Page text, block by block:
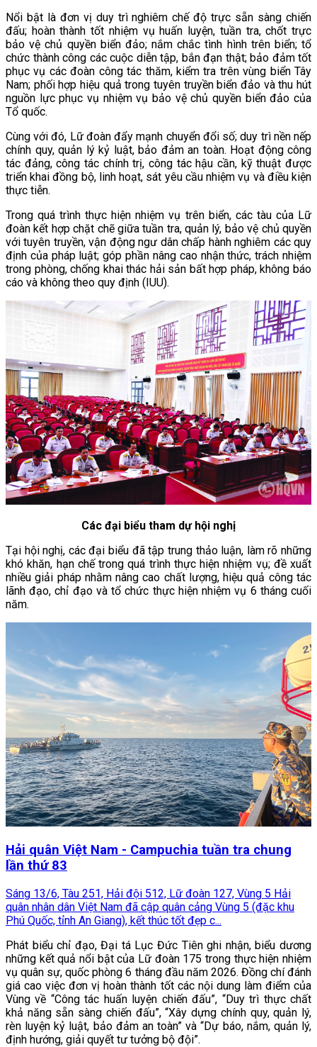
Nổi bật là đơn vị duy trì nghiêm chế độ trực sẵn sàng chiến
đấu; hoàn thành tốt nhiệm vụ huấn luyện, tuần tra, chốt trực
bảo vệ chủ quyền biển đảo; nắm chắc tình hình trên biển; tổ
chức thành công các cuộc diễn tập, bắn đạn thật; bảo đảm tốt
phục vụ các đoàn công tác thăm, kiểm tra trên vùng biển Tây
Nam; phối hợp hiệu quả trong tuyên truyền biển đảo và thu hút
nguồn lực phục vụ nhiệm vụ bảo vệ chủ quyền biển đảo của
Tổ quốc.
Cùng với đó, Lữ đoàn đẩy mạnh chuyển đổi số; duy trì nền nếp
chính quy, quản lý kỷ luật, bảo đảm an toàn. Hoạt động công
tác đảng, công tác chính trị, công tác hậu cần, kỹ thuật được
triển khai đồng bộ, linh hoạt, sát yêu cầu nhiệm vụ và điều kiện
thực tiễn.
Trong quá trình thực hiện nhiệm vụ trên biển, các tàu của Lữ
đoàn kết hợp chặt chẽ giữa tuần tra, quản lý, bảo vệ chủ quyền
với tuyên truyền, vận động ngư dân chấp hành nghiêm các quy
định của pháp luật; góp phần nâng cao nhận thức, trách nhiệm
trong phòng, chống khai thác hải sản bất hợp pháp, không báo
cáo và không theo quy định (IUU).
Các đại biểu tham dự hội nghị
Tại hội nghị, các đại biểu đã tập trung thảo luận, làm rõ những
khó khăn, hạn chế trong quá trình thực hiện nhiệm vụ; đề xuất
nhiều giải pháp nhằm nâng cao chất lượng, hiệu quả công tác
lãnh đạo, chỉ đạo và tổ chức thực hiện nhiệm vụ 6 tháng cuối
năm.
Hải quân Việt Nam - Campuchia tuần tra chung
lần thứ 83
Sáng 13/6, Tàu 251, Hải đội 512, Lữ đoàn 127, Vùng 5 Hải
quân nhân dân Việt Nam đã cập quân cảng Vùng 5 (đặc khu
Phú Quốc, tỉnh An Giang), kết thúc tốt đẹp c...
Phát biểu chỉ đạo, Đại tá Lục Đức Tiên ghi nhận, biểu dương
những kết quả nổi bật của Lữ đoàn 175 trong thực hiện nhiệm
vụ quân sự, quốc phòng 6 tháng đầu năm 2026. Đồng chí đánh
giá cao việc đơn vị hoàn thành tốt các nội dung làm điểm của
Vùng về “Công tác huấn luyện chiến đấu”, “Duy trì thực chất
khả năng sẵn sàng chiến đấu”, “Xây dựng chính quy, quản lý,
rèn luyện kỷ luật, bảo đảm an toàn” và “Dự báo, nắm, quản lý,
định hướng, giải quyết tư tưởng bộ đội”.